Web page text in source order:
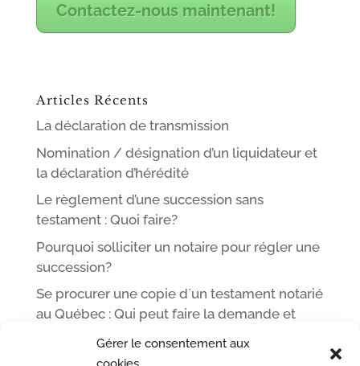
Gérer le consentement aux
Contactez-nous maintenant!
Articles Récents
La déclaration de transmission
Nomination / désignation d’un liquidateur et
la déclaration d’hérédité
Le règlement d’une succession sans
testament : Quoi faire?
Pourquoi solliciter un notaire pour régler une
succession?
Se procurer une copie d`un testament notarié
au Québec : Qui peut faire la demande et